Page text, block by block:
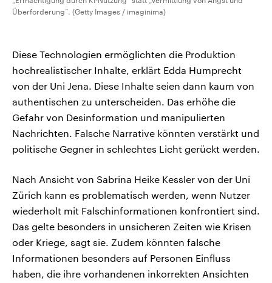
Überforderung“. (Getty Images / imaginima)
Diese Technologien ermöglichten die Produktion
hochrealistischer Inhalte, erklärt Edda Humprecht
von der Uni Jena. Diese Inhalte seien dann kaum von
authentischen zu unterscheiden. Das erhöhe die
Gefahr von Desinformation und manipulierten
Nachrichten. Falsche Narrative könnten verstärkt und
politische Gegner in schlechtes Licht gerückt werden.
Nach Ansicht von Sabrina Heike Kessler von der Uni
Zürich kann es problematisch werden, wenn Nutzer
wiederholt mit Falschinformationen konfrontiert sind.
Das gelte besonders in unsicheren Zeiten wie Krisen
oder Kriege, sagt sie. Zudem könnten falsche
Informationen besonders auf Personen Einfluss
haben, die ihre vorhandenen inkorrekten Ansichten